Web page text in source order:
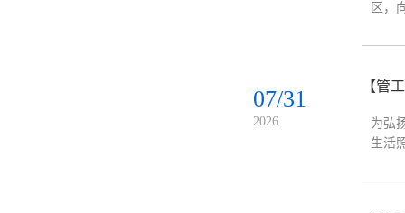
区，
07/31
2026
【管
为弘
生活